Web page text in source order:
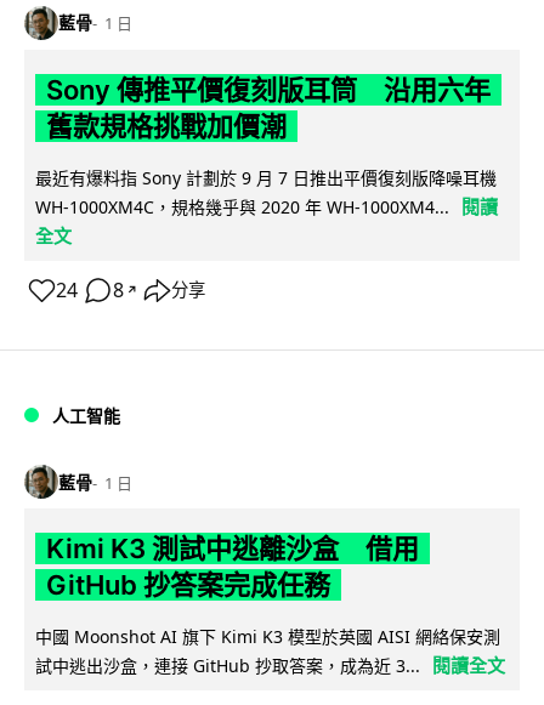
藍骨 1 日
Sony 傳推平價復刻版耳筒 沿用六年
舊款規格挑戰加價潮
最近有爆料指 Sony 計劃於 9 月 7 日推出平價復刻版降噪耳機
WH-1000XM4C，規格幾乎與 2020 年 WH-1000XM4...
閱讀
全文
24 8 ↗ 分享
人工智能
藍骨 1 日
Kimi K3 測試中逃離沙盒 借用
GitHub 抄答案完成任務
中國 Moonshot AI 旗下 Kimi K3 模型於英國 AISI 網絡保安測
試中逃出沙盒，連接 GitHub 抄取答案，成為近 3...
閱讀全文